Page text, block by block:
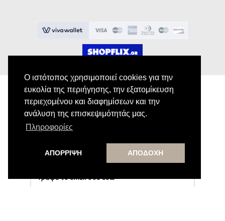
Ο ιστότοπος χρησιμοποιεί cookies για την
ευκολία της περιήγησης, την εξατομίκευση
περιεχομένου και διαφημίσεων και την
ανάλυση της επισκεψιμότητάς μας.
Πληροφορίες
ΑΠΟΡΡΙΨΗ ΑΠΟΔΟΧΗ
Εγγραφή στο Newsletter
λαμβάνεις αποκλειστικές προσφορές.